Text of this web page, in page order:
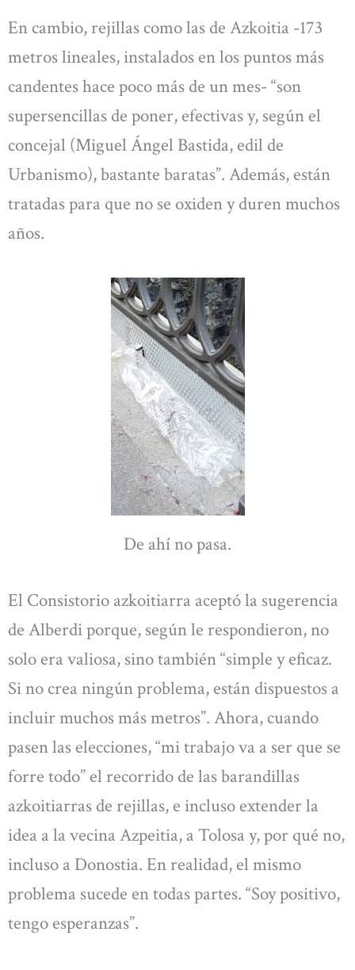
En cambio, rejillas como las de Azkoitia -173
metros lineales, instalados en los puntos más
candentes hace poco más de un mes- “son
supersencillas de poner, efectivas y, según el
concejal (Miguel Ángel Bastida, edil de
Urbanismo), bastante baratas”. Además, están
tratadas para que no se oxiden y duren muchos
años.
De ahí no pasa.
El Consistorio azkoitiarra aceptó la sugerencia
de Alberdi porque, según le respondieron, no
solo era valiosa, sino también “simple y eficaz.
Si no crea ningún problema, están dispuestos a
incluir muchos más metros”. Ahora, cuando
pasen las elecciones, “mi trabajo va a ser que se
forre todo” el recorrido de las barandillas
azkoitiarras de rejillas, e incluso extender la
idea a la vecina Azpeitia, a Tolosa y, por qué no,
incluso a Donostia. En realidad, el mismo
problema sucede en todas partes. “Soy positivo,
tengo esperanzas”.